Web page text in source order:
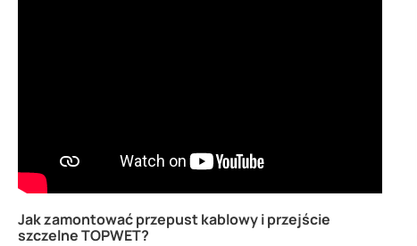
Jak zamontować przepust kablowy i przejście
szczelne TOPWET?